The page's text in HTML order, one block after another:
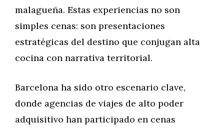
malagueña. Estas experiencias no son
simples cenas: son presentaciones
estratégicas del destino que conjugan alta
cocina con narrativa territorial.
Barcelona ha sido otro escenario clave,
donde agencias de viajes de alto poder
adquisitivo han participado en cenas